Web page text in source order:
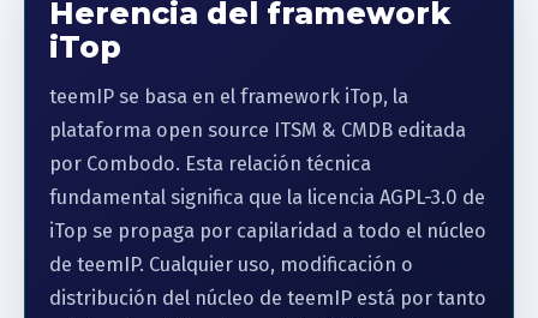
Herencia del framework
iTop
teemIP se basa en el framework iTop, la
plataforma open source ITSM & CMDB editada
por Combodo. Esta relación técnica
fundamental significa que la licencia AGPL-3.0 de
iTop se propaga por capilaridad a todo el núcleo
de teemIP. Cualquier uso, modificación o
distribución del núcleo de teemIP está por tanto